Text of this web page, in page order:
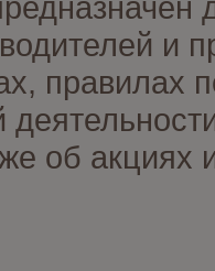
и
правилах
об